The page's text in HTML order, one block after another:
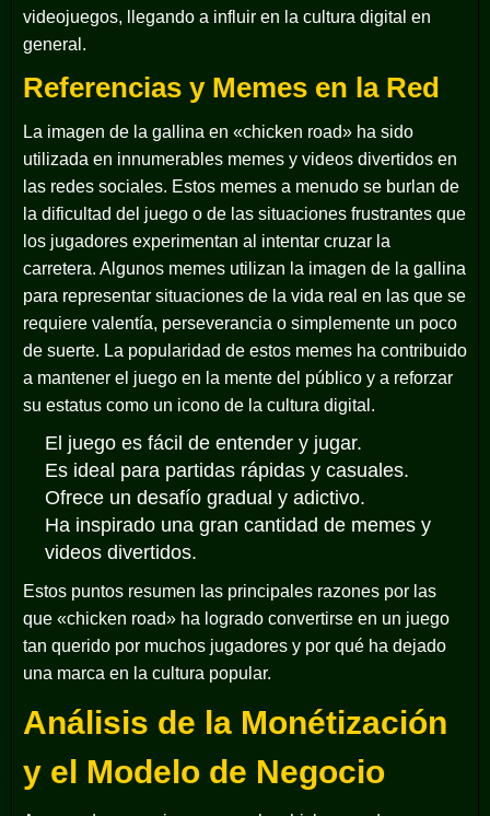
videojuegos, llegando a influir en la cultura digital en
general.
Referencias y Memes en la Red
La imagen de la gallina en «chicken road» ha sido
utilizada en innumerables memes y videos divertidos en
las redes sociales. Estos memes a menudo se burlan de
la dificultad del juego o de las situaciones frustrantes que
los jugadores experimentan al intentar cruzar la
carretera. Algunos memes utilizan la imagen de la gallina
para representar situaciones de la vida real en las que se
requiere valentía, perseverancia o simplemente un poco
de suerte. La popularidad de estos memes ha contribuido
a mantener el juego en la mente del público y a reforzar
su estatus como un icono de la cultura digital.
El juego es fácil de entender y jugar.
Es ideal para partidas rápidas y casuales.
Ofrece un desafío gradual y adictivo.
Ha inspirado una gran cantidad de memes y
videos divertidos.
Estos puntos resumen las principales razones por las
que «chicken road» ha logrado convertirse en un juego
tan querido por muchos jugadores y por qué ha dejado
una marca en la cultura popular.
Análisis de la Monétización
y el Modelo de Negocio